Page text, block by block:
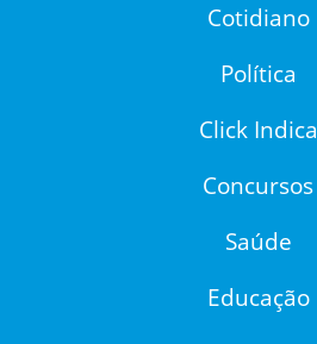
Cotidiano
Política
Click Indica
Concursos
Saúde
Educação